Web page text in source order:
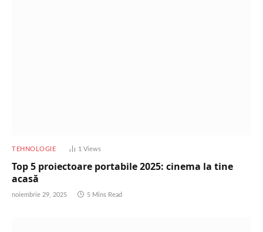
TEHNOLOGIE 1 Views
Top 5 proiectoare portabile 2025: cinema la tine
acasă
noiembrie 29, 2025 5 Mins Read